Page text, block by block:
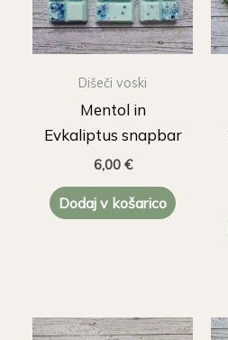
Dišeči voski
Mentol in
Evkaliptus snapbar
6,00 €
Dodaj v košarico